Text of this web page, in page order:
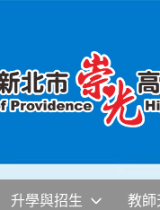
升學與招生 教師